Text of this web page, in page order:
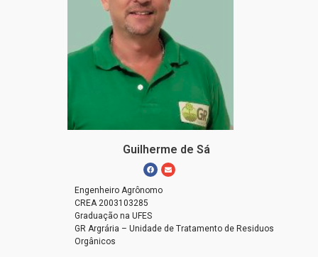
Guilherme de Sá
Engenheiro Agrônomo
CREA 2003103285
Graduação na UFES
GR Argrária – Unidade de Tratamento de Residuos
Orgânicos